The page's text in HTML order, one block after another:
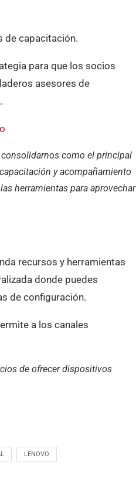
de capacitación.
para que los socios
asesores de
como el principal
y acompañamiento
herramientas para aprovechar
recursos y herramientas
donde puedes
de configuración.
a los canales
de ofrecer dispositivos
LENOVO